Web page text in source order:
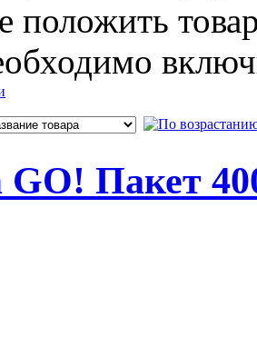
положить
Пакет